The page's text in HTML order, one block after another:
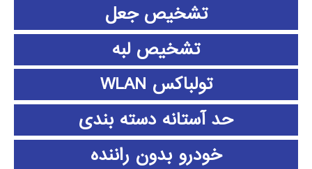
تشخیص جعل
تشخیص لبه
تولباکس WLAN
حد آستانه دسته بندی
خودرو بدون راننده